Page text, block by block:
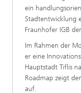
ein
Stadtentwicklung
Fraunhofer IGB
Im Rahmen der
er eine
Hauptstadt Tiflis
Roadmap zeigt
auf.